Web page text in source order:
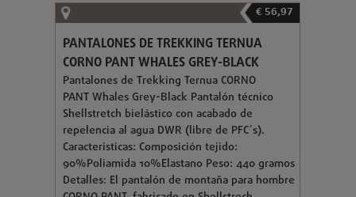
€ 56,97
PANTALONES DE TREKKING TERNUA
CORNO PANT WHALES GREY-BLACK
Pantalones de Trekking Ternua CORNO
PANT Whales Grey-Black Pantalón técnico
Shellstretch bielástico con acabado de
repelencia al agua DWR (libre de PFC´s).
Caracteristicas: Composición tejido:
90%Poliamida 10%Elastano Peso: 440 gramos
Detalles: El pantalón de montaña para hombre